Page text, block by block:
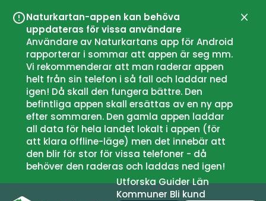
Naturkartan-appen kan behöva
uppdateras för vissa användare
Användare av Naturkartans app för Android
rapporterar i sommar att appen är seg mm.
Vi rekommenderar att man raderar appen
helt från sin telefon i så fall och laddar ned
igen! Då skall den fungera bättre. Den
befintliga appen skall ersättas av en ny app
efter sommaren. Den gamla appen laddar
all data för hela landet lokalt i appen (för
att klara offline-läge) men det innebär att
den blir för stor för vissa telefoner - då
behöver den raderas och laddas ned igen!
UtforskaGuiderLän
Kommuner Bli kund